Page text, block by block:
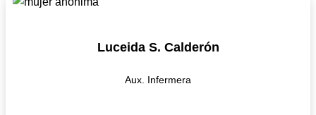
Luceida S. Calderón
Aux. Infermera